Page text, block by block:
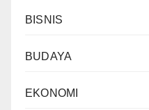
BISNIS
BUDAYA
EKONOMI